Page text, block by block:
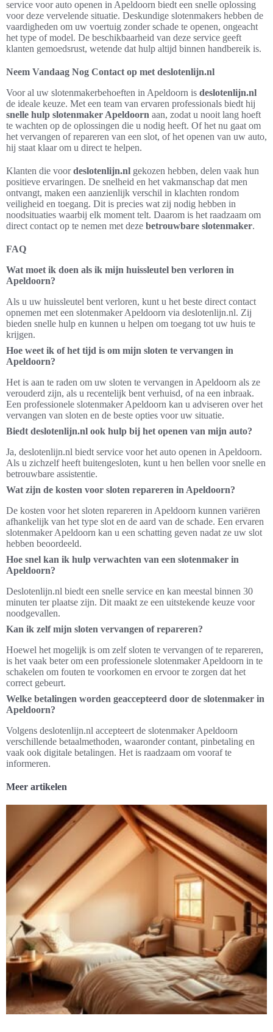
service voor auto openen in Apeldoorn biedt een snelle oplossing
voor deze vervelende situatie. Deskundige slotenmakers hebben de
vaardigheden om uw voertuig zonder schade te openen, ongeacht
het type of model. De beschikbaarheid van deze service geeft
klanten gemoedsrust, wetende dat hulp altijd binnen handbereik is.
Neem Vandaag Nog Contact op met deslotenlijn.nl
Voor al uw slotenmakerbehoeften in Apeldoorn is deslotenlijn.nl
de ideale keuze. Met een team van ervaren professionals biedt hij
snelle hulp slotenmaker Apeldoorn aan, zodat u nooit lang hoeft
te wachten op de oplossingen die u nodig heeft. Of het nu gaat om
het vervangen of repareren van een slot, of het openen van uw auto,
hij staat klaar om u direct te helpen.
Klanten die voordeslotenlijn.nl gekozen hebben, delen vaak hun
positieve ervaringen. De snelheid en het vakmanschap dat men
ontvangt, maken een aanzienlijk verschil in klachten rondom
veiligheid en toegang. Dit is precies wat zij nodig hebben in
noodsituaties waarbij elk moment telt. Daarom is het raadzaam om
direct contact op te nemen met deze betrouwbare slotenmaker.
FAQ
Wat moet ik doen als ik mijn huissleutel ben verloren in
Apeldoorn?
Als u uw huissleutel bent verloren, kunt u het beste direct contact
opnemen met een slotenmaker Apeldoorn via deslotenlijn.nl. Zij
bieden snelle hulp en kunnen u helpen om toegang tot uw huis te
krijgen.
Hoe weet ik of het tijd is om mijn sloten te vervangen in
Apeldoorn?
Het is aan te raden om uw sloten te vervangen in Apeldoorn als ze
verouderd zijn, als u recentelijk bent verhuisd, of na een inbraak.
Een professionele slotenmaker Apeldoorn kan u adviseren over het
vervangen van sloten en de beste opties voor uw situatie.
Biedt deslotenlijn.nl ook hulp bij het openen van mijn auto?
Ja, deslotenlijn.nl biedt service voor het auto openen in Apeldoorn.
Als u zichzelf heeft buitengesloten, kunt u hen bellen voor snelle en
betrouwbare assistentie.
Wat zijn de kosten voor sloten repareren in Apeldoorn?
De kosten voor het sloten repareren in Apeldoorn kunnen variëren
afhankelijk van het type slot en de aard van de schade. Een ervaren
slotenmaker Apeldoorn kan u een schatting geven nadat ze uw slot
hebben beoordeeld.
Hoe snel kan ik hulp verwachten van een slotenmaker in
Apeldoorn?
Deslotenlijn.nl biedt een snelle service en kan meestal binnen 30
minuten ter plaatse zijn. Dit maakt ze een uitstekende keuze voor
noodgevallen.
Kan ik zelf mijn sloten vervangen of repareren?
Hoewel het mogelijk is om zelf sloten te vervangen of te repareren,
is het vaak beter om een professionele slotenmaker Apeldoorn in te
schakelen om fouten te voorkomen en ervoor te zorgen dat het
correct gebeurt.
Welke betalingen worden geaccepteerd door de slotenmaker in
Apeldoorn?
Volgens deslotenlijn.nl accepteert de slotenmaker Apeldoorn
verschillende betaalmethoden, waaronder contant, pinbetaling en
vaak ook digitale betalingen. Het is raadzaam om vooraf te
informeren.
Meer artikelen